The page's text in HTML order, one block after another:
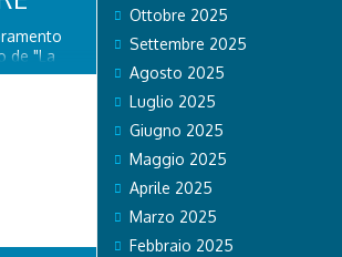
de "La
di
della
Ottobre 2025
Settembre 2025
Agosto 2025
Luglio 2025
Giugno 2025
Maggio 2025
Aprile 2025
Marzo 2025
Febbraio 2025